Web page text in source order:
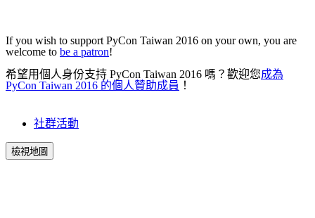
If you wish to support PyCon Taiwan 2016 on your own, you are
welcome to be a patron!
希望用個人身份支持 PyCon Taiwan 2016 嗎？歡迎您成為
PyCon Taiwan 2016 的個人贊助成員 ！
社群活動
檢視地圖